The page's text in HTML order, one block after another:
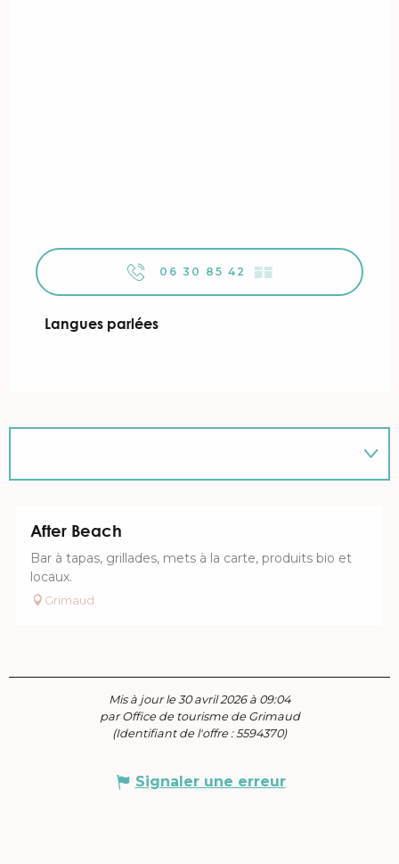
06 30 85 42 ▒▒
Langues parlées
Langues parlées
After Beach
Bar à tapas, grillades, mets à la carte, produits bio et
locaux.
Grimaud
Mis à jour le 30 avril 2026 à 09:04
par Office de tourisme de Grimaud
(Identifiant de l'offre :5594370)
Signaler une erreur